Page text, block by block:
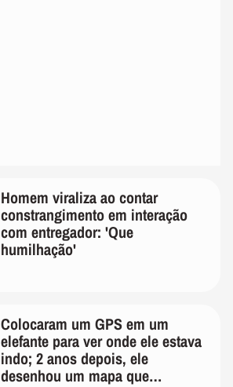
Homem viraliza ao contar
constrangimento em interação
com entregador: 'Que
humilhação'
Colocaram um GPS em um
elefante para ver onde ele estava
indo; 2 anos depois, ele
desenhou um mapa que